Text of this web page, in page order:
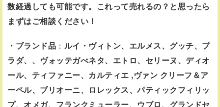
数経過しても可能です。これって売れるの？と思ったら
まずはご相談ください！
・ブランド品 ： ルイ・ヴィトン、エルメス、グッチ、プ
ラダ、、ヴォッテガべネタ、エトロ、セリーヌ、ディオ
ール、ティファニー、カルティエ ,ヴァン クリーフ＆ア
ーペル、ブリオーニ、ロレックス、パティックフィリッ
プ、 オメガ、フランクミューラー、ウブロ、グランドセ